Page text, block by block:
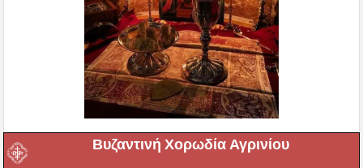
Βυζαντινή Χορωδία Αγρινίου